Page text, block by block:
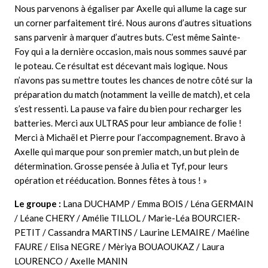
Nous parvenons à égaliser par Axelle qui allume la cage sur
un corner parfaitement tiré. Nous aurons d’autres situations
sans parvenir à marquer d’autres buts. C’est même Sainte-
Foy qui a la dernière occasion, mais nous sommes sauvé par
le poteau. Ce résultat est décevant mais logique. Nous
n’avons pas su mettre toutes les chances de notre côté sur la
préparation du match (notamment la veille de match), et cela
s’est ressenti. La pause va faire du bien pour recharger les
batteries. Merci aux ULTRAS pour leur ambiance de folie !
Merci à Michaël et Pierre pour l’accompagnement. Bravo à
Axelle qui marque pour son premier match, un but plein de
détermination. Grosse pensée à Julia et Tyf, pour leurs
opération et rééducation. Bonnes fêtes à tous ! »
Le groupe : Lana DUCHAMP / Emma BOIS / Léna GERMAIN
/ Léane CHERY / Amélie TILLOL / Marie-Léa BOURCIER-
PETIT / Cassandra MARTINS / Laurine LEMAIRE / Maéline
FAURE / Elisa NEGRE / Mèriya BOUAOUKAZ / Laura
LOURENCO / Axelle MANIN